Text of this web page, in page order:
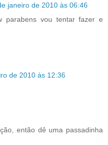
janeiro de 2010 às 06:46
parabens vou tentar fazer e
de 2010 às 12:36
então dê uma passadinha